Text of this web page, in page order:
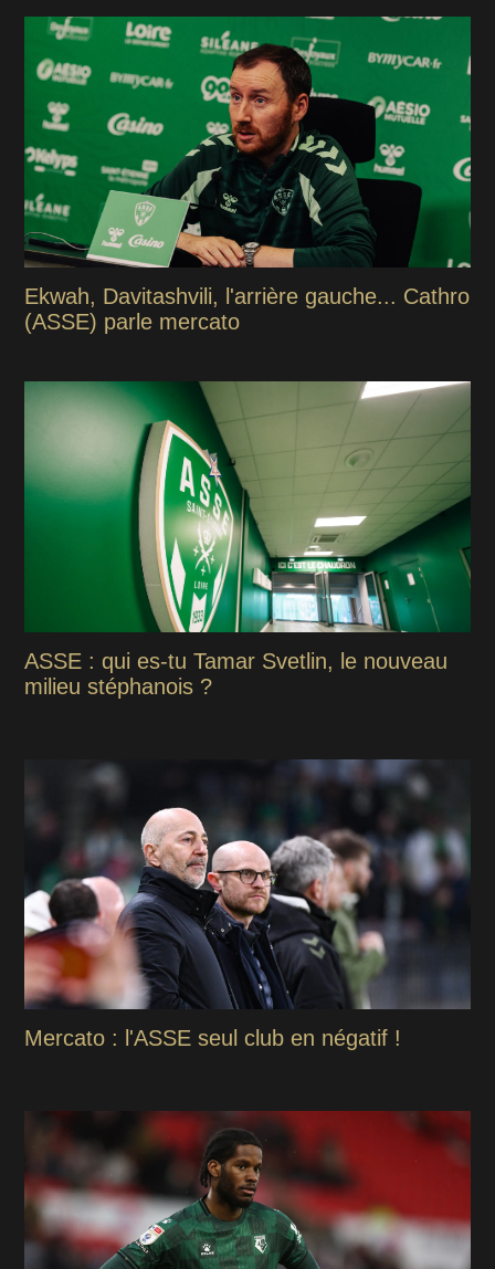
Ekwah, Davitashvili, l'arrière gauche... Cathro
(ASSE) parle mercato
ASSE : qui es-tu Tamar Svetlin, le nouveau
milieu stéphanois ?
Mercato : l'ASSE seul club en négatif !